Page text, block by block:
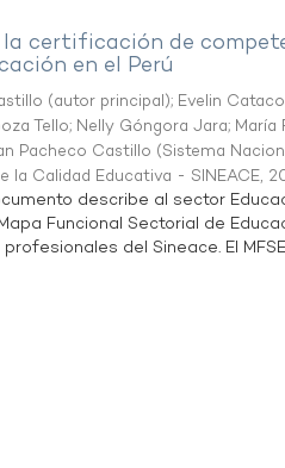
certificación de
en el Perú
(autor principal); Evelin
Tello; Nelly Góngora Jara; María
Pacheco Castillo (Sistema
la Calidad Educativa - SINEACE,
describe al sector
Funcional Sectorial de
del Sineace. El MFSE